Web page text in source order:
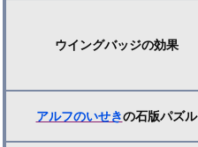
ウイングバッジの効果
アルフのいせきの石版パズル